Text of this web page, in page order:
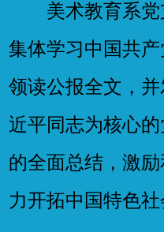
美术教育系党
集体学习中国共
领读公报全文，
近平同志为核心
的全面总结，激
力开拓中国特色